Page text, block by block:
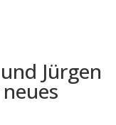
Jürgen